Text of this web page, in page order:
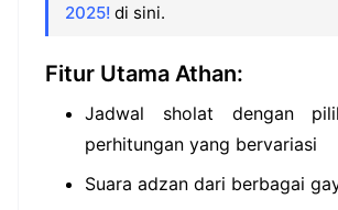
2025! di sini.
Fitur Utama Athan:
Jadwal sholat dengan
perhitungan yang bervariasi
Suara adzan dari berbagai